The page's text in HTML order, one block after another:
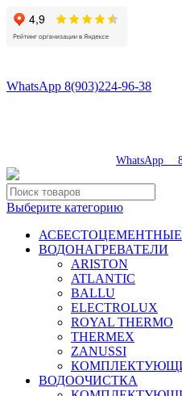
WhatsApp 8(903)224-96-38
WhatsApp
Выберите категорию
ВОДОНАГРЕВАТЕЛИ
ARISTON
ATLANTIC
BALLU
ELECTROLUX
ROYAL THERMO
THERMEX
ZANUSSI
ВОДООЧИСТКА